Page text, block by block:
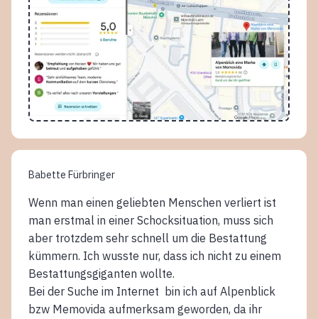
Babette Fürbringer
Wenn man einen geliebten Menschen verliert ist
man erstmal in einer Schocksituation, muss sich
aber trotzdem sehr schnell um die Bestattung
kümmern. Ich wusste nur, dass ich nicht zu einem
Bestattungsgiganten wollte.
Bei der Suche im Internet bin ich auf Alpenblick
bzw Memovida aufmerksam geworden, da ihr